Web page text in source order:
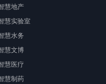
慧地产
慧实验室
慧水务
慧文博
慧医疗
慧制药